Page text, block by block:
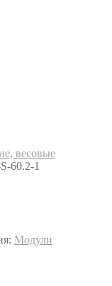
весовые
60.2-1
Модули